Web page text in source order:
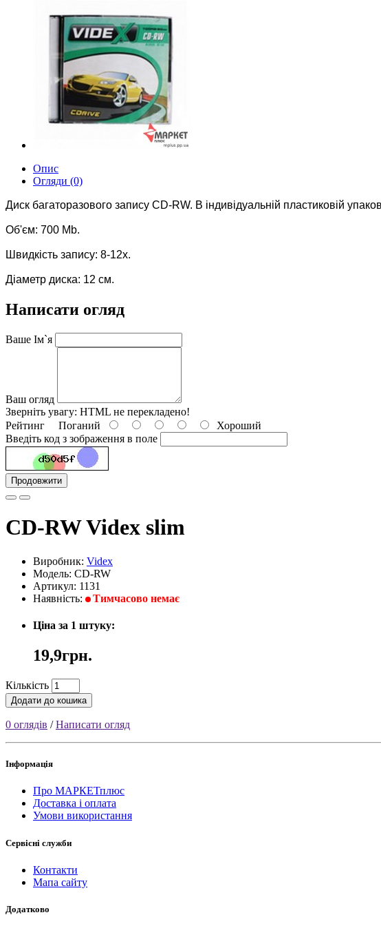
Опис
Огляди (0)
Диск багаторазового запису CD-RW. В індивідуальній пластиковій
Об'єм: 700 Mb.
Швидкість запису: 8-12х.
Діаметр диска: 12 см.
Написати огляд
Ваше Ім`я
Ваш огляд
Зверніть увагу: HTML не перекладено!
Рейтинг Поганий
Хороший
Введіть код з зображення в поле
Продовжити
CD-RW Videx slim
Виробник: Videx
Модель: CD-RW
Артикул: 1131
Наявність:
Тимчасово немає
Ціна за 1 штуку:
19,9грн.
Кількість
Додати до кошика
0 оглядів /Написати огляд
Інформація
Про МАРКЕТплюс
Доставка і оплата
Умови використання
Сервісні служби
Контакти
Мапа сайту
Додатково